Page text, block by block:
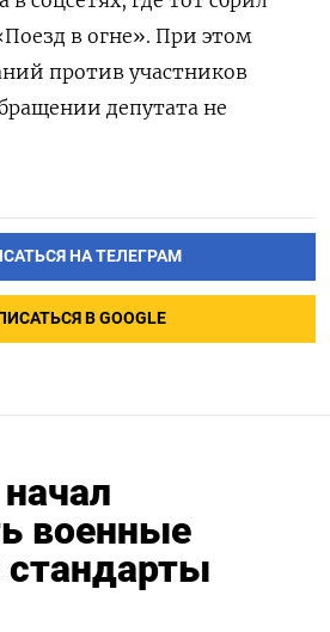
в огне». При этом
против участников
депутата не
НА ТЕЛЕГРАМ
В GOOGLE
военные